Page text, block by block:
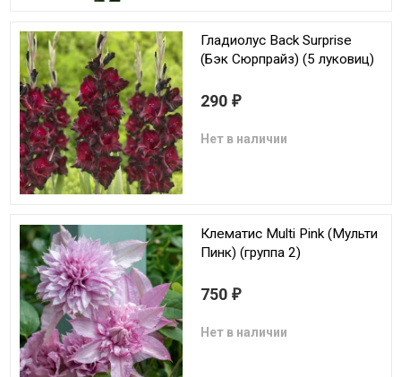
Гладиолус Back Surprise
(Бэк Сюрпрайз) (5 луковиц)
290 ₽
Нет в наличии
Клематис Multi Pink (Мульти
Пинк) (группа 2)
750 ₽
Нет в наличии